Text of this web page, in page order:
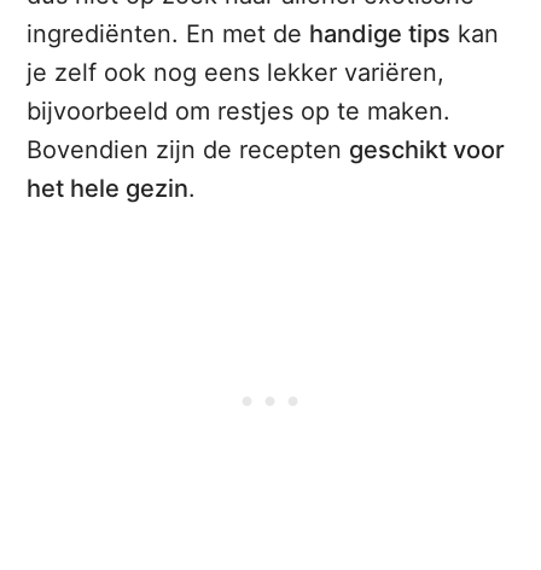
ingrediënten. En met de handige tips kan
je zelf ook nog eens lekker variëren,
bijvoorbeeld om restjes op te maken.
Bovendien zijn de recepten geschikt voor
het hele gezin.